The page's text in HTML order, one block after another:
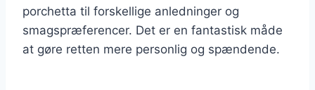
porchetta til forskellige anledninger og
smagspræferencer. Det er en fantastisk måde
at gøre retten mere personlig og spændende.